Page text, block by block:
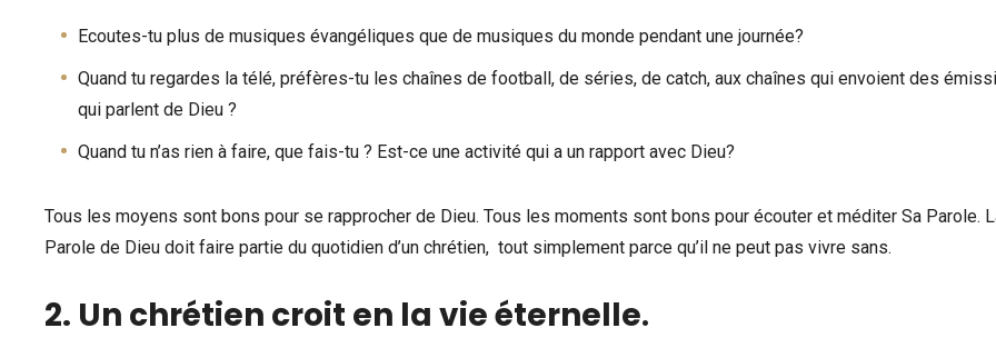
Ecoutes-tu plus de musiques évangéliques que de musiques du monde pendant une journée?
Quand tu regardes la télé, préfères-tu les chaînes de football, de séries, de catch, aux chaînes qui envoient des
qui parlent de Dieu ?
Quand tu n’as rien à faire, que fais-tu ? Est-ce une activité qui a un rapport avec Dieu?
Tous les moyens sont bons pour se rapprocher de Dieu. Tous les moments sont bons pour écouter et méditer Sa Parole.
Parole de Dieu doit faire partie du quotidien d’un chrétien, tout simplement parce qu’il ne peut pas vivre sans.
2. Un chrétien croit en la vie éternelle.